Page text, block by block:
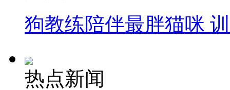
狗教练陪伴最胖猫咪
热点新闻